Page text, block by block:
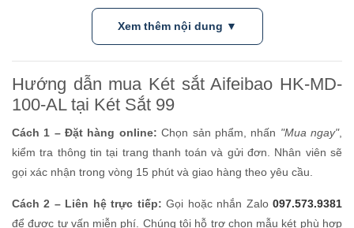
Xem thêm nội dung ▼
Hướng dẫn mua Két sắt Aifeibao HK-MD-
100-AL tại Két Sắt 99
Cách 1 – Đặt hàng online: Chọn sản phẩm, nhấn "Mua ngay",
kiểm tra thông tin tại trang thanh toán và gửi đơn. Nhân viên sẽ
gọi xác nhận trong vòng 15 phút và giao hàng theo yêu cầu.
Cách 2 – Liên hệ trực tiếp: Gọi hoặc nhắn Zalo097.573.9381
để được tư vấn miễn phí. Chúng tôi hỗ trợ chọn mẫu két phù hợp